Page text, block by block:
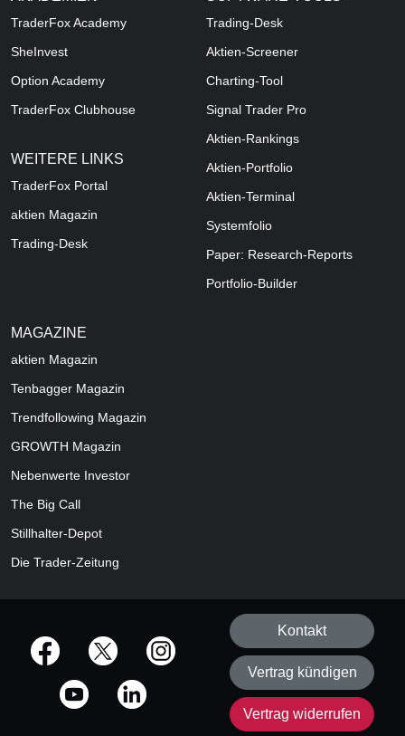
TraderFox Academy
SheInvest
Option Academy
TraderFox Clubhouse
WEITERE LINKS
TraderFox Portal
aktien Magazin
Trading-Desk
Trading-Desk
Aktien-Screener
Charting-Tool
Signal Trader Pro
Aktien-Rankings
Aktien-Portfolio
Aktien-Terminal
Systemfolio
Paper: Research-Reports
Portfolio-Builder
MAGAZINE
aktien Magazin
Tenbagger Magazin
Trendfollowing Magazin
GROWTH Magazin
Nebenwerte Investor
The Big Call
Stillhalter-Depot
Die Trader-Zeitung
offizielle Social Media-Accounts
Kontakt
Vertrag kündigen
Vertrag widerrufen